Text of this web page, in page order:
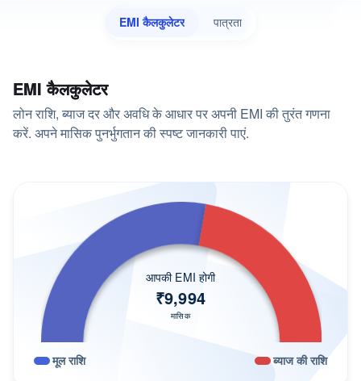
EMI कैलकुलेटर पात्रता
EMI कैलकुलेटर
लोन राशि, ब्याज दर और अवधि के आधार पर अपनी EMI की तुरंत गणना
करें. अपने मासिक पुनर्भुगतान की स्पष्ट जानकारी पाएं.
आपकी EMI होगी
₹9,994
मासिक
मूल राशि ब्याज की राशि